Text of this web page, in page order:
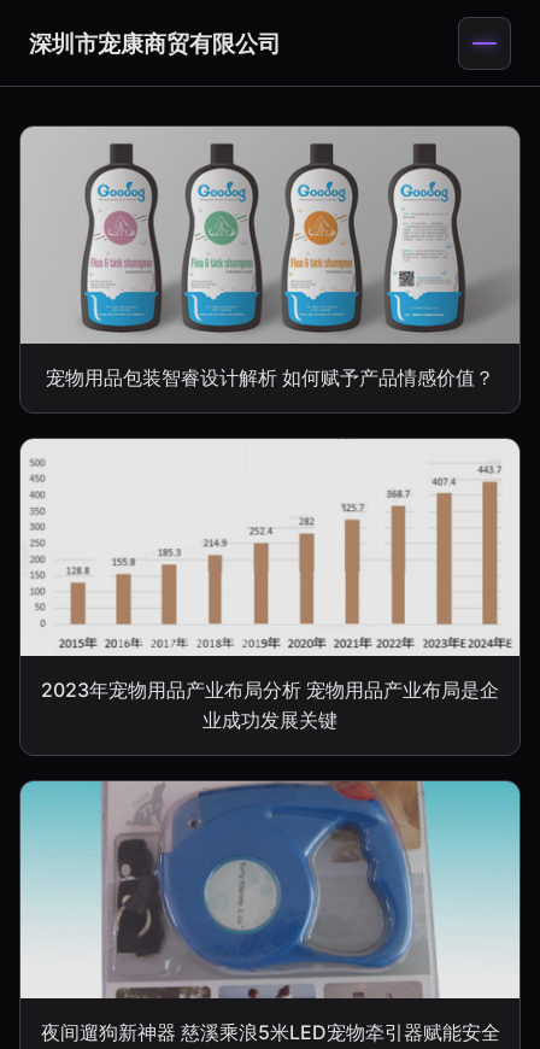
深圳市宠康商贸有限公司
宠物用品包装智睿设计解析 如何赋予产品情感价值？
2023年宠物用品产业布局分析 宠物用品产业布局是企
业成功发展关键
夜间遛狗新神器 慈溪乘浪5米LED宠物牵引器赋能安全